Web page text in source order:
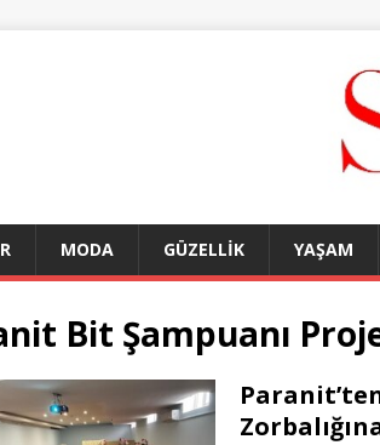
MODA GÜZELLİK YAŞAM
Bit Şampuanı